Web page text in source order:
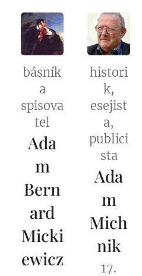
básník
a
spisova
tel
Ada
m
Bern
ard
Micki
ewicz
histori
k,
esejist
a,
publici
sta
Ada
m
Mich
nik
17.